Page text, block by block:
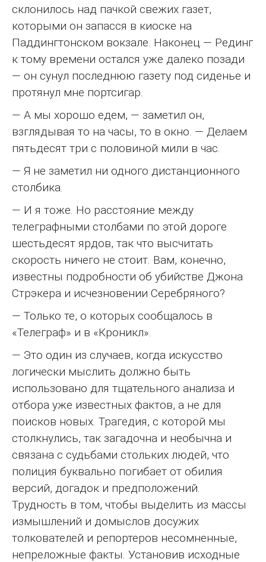
склонилось над пачкой свежих газет,
которыми он запасся в киоске на
Паддингтонском вокзале. Наконец — Рединг
к тому времени остался уже далеко позади
— он сунул последнюю газету под сиденье и
протянул мне портсигар.
— А мы хорошо едем, — заметил он,
взглядывая то на часы, то в окно. — Делаем
пятьдесят три с половиной мили в час.
— Я не заметил ни одного дистанционного
столбика.
— И я тоже. Но расстояние между
телеграфными столбами по этой дороге
шестьдесят ярдов, так что высчитать
скорость ничего не стоит. Вам, конечно,
известны подробности об убийстве Джона
Стрэкера и исчезновении Серебряного?
— Только те, о которых сообщалось в
«Телеграф» и в «Кроникл».
— Это один из случаев, когда искусство
логически мыслить должно быть
использовано для тщательного анализа и
отбора уже известных фактов, а не для
поисков новых. Трагедия, с которой мы
столкнулись, так загадочна и необычна и
связана с судьбами стольких людей, что
полиция буквально погибает от обилия
версий, догадок и предположений.
Трудность в том, чтобы выделить из массы
измышлений и домыслов досужих
толкователей и репортеров несомненные,
непреложные факты. Установив исходные